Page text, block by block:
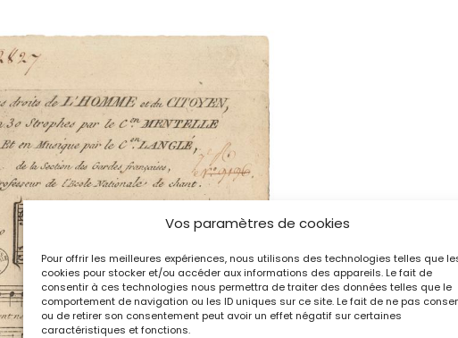
Vos paramètres de cookies
Pour offrir les meilleures expériences, nous utilisons des technologies telles que
cookies pour stocker et/ou accéder aux informations des appareils. Le fait de
consentir à ces technologies nous permettra de traiter des données telles que le
comportement de navigation ou les ID uniques sur ce site. Le fait de ne pas
ou de retirer son consentement peut avoir un effet négatif sur certaines
caractéristiques et fonctions.